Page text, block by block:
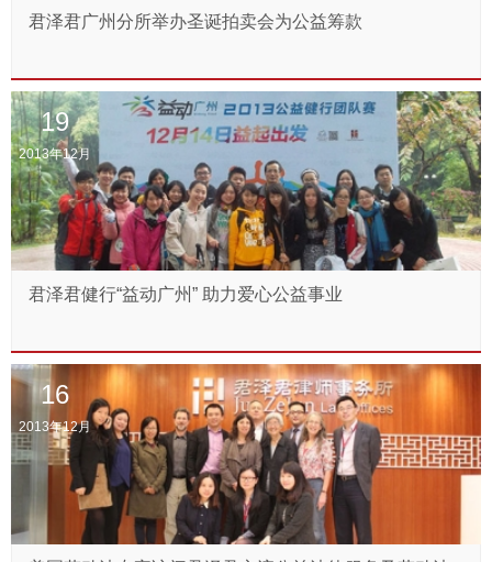
君泽君广州分所举办圣诞拍卖会为公益筹款
19
2013年12月
君泽君健行“益动广州” 助力爱心公益事业
16
2013年12月